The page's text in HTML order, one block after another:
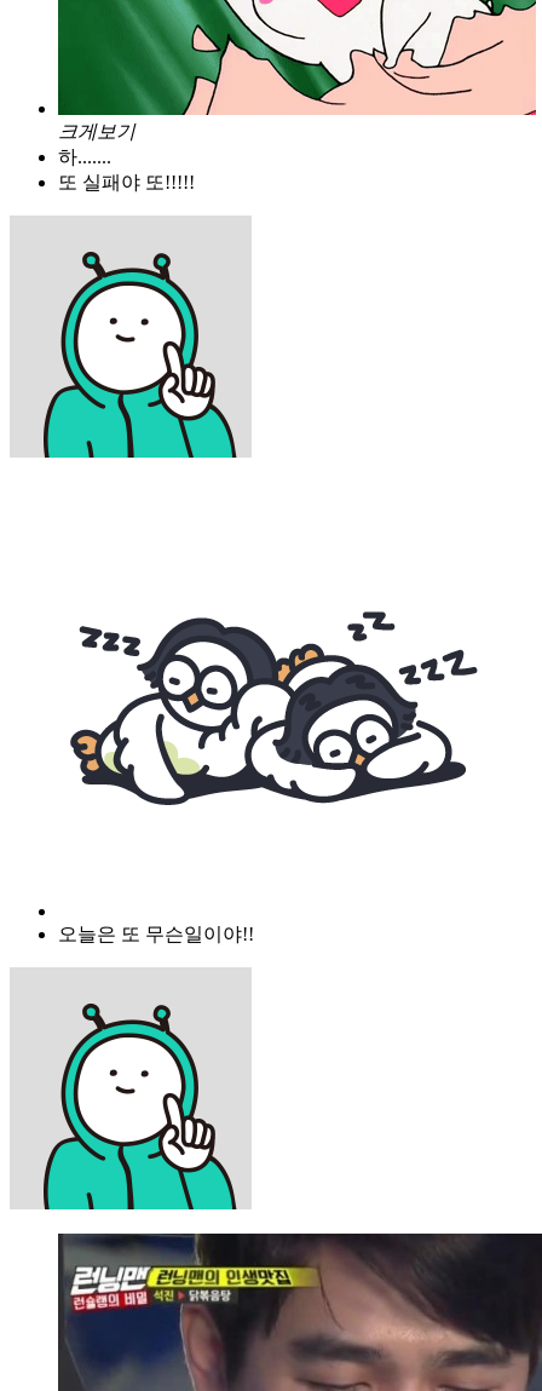
크게보기
하.......
또 실패야 또!!!!!
오늘은 또 무슨일이야!!